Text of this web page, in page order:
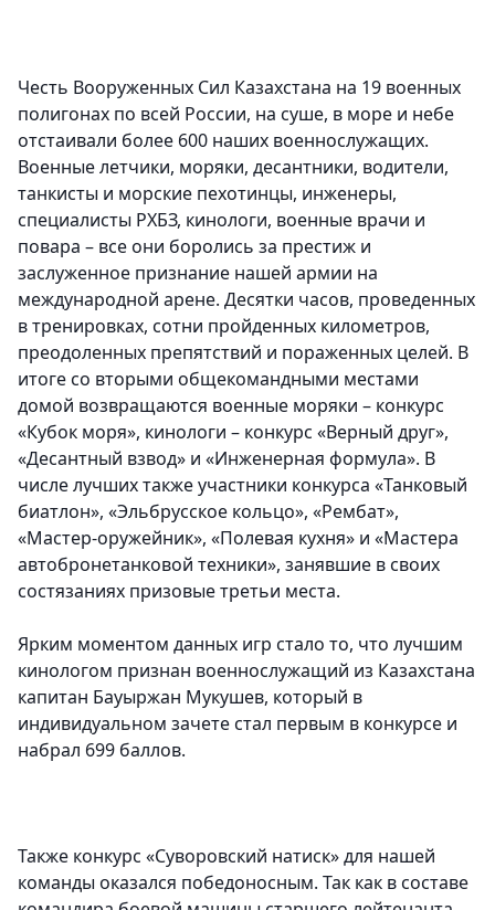
Честь Вооруженных Сил Казахстана на 19 военных
полигонах по всей России, на суше, в море и небе
отстаивали более 600 наших военнослужащих.
Военные летчики, моряки, десантники, водители,
танкисты и морские пехотинцы, инженеры,
специалисты РХБЗ, кинологи, военные врачи и
повара – все они боролись за престиж и
заслуженное признание нашей армии на
международной арене. Десятки часов, проведенных
в тренировках, сотни пройденных километров,
преодоленных препятствий и пораженных целей. В
итоге со вторыми общекомандными местами
домой возвращаются военные моряки – конкурс
«Кубок моря», кинологи – конкурс «Верный друг»,
«Десантный взвод» и «Инженерная формула». В
числе лучших также участники конкурса «Танковый
биатлон», «Эльбрусское кольцо», «Рембат»,
«Мастер-оружейник», «Полевая кухня» и «Мастера
автобронетанковой техники», занявшие в своих
состязаниях призовые третьи места.
Ярким моментом данных игр стало то, что лучшим
кинологом признан военнослужащий из Казахстана
капитан Бауыржан Мукушев, который в
индивидуальном зачете стал первым в конкурсе и
набрал 699 баллов.
Также конкурс «Суворовский натиск» для нашей
команды оказался победоносным. Так как в составе